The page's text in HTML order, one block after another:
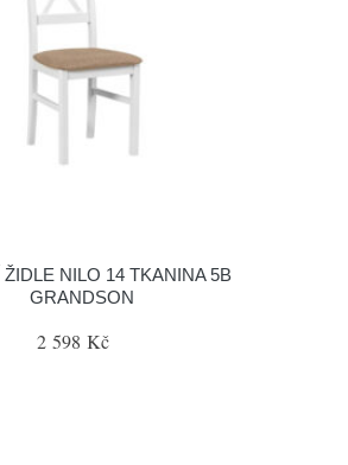
NILO 14 TKANINA 5B
GRANDSON
2 598 Kč